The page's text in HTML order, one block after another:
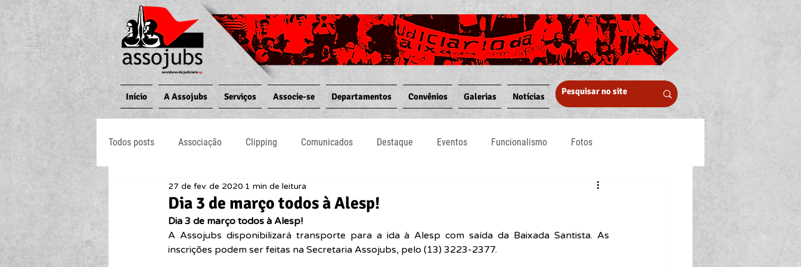
Início A Assojubs Serviços Associe-se Departamentos Convênios Galerias Notícias
Todos posts Associação Clipping Comunicados Destaque Eventos Funcionalismo Fotos
Jornal O Processo Judiciário Notícias
Dia 3 de março todos à Alesp!
27 de fev. de 2020 1 min de leitura
Dia 3 de março todos à Alesp!
A Assojubs disponibilizará transporte para a ida à Alesp com saída da Baixada Santista. As
inscrições podem ser feitas na Secretaria Assojubs, pelo (13) 3223-2377.